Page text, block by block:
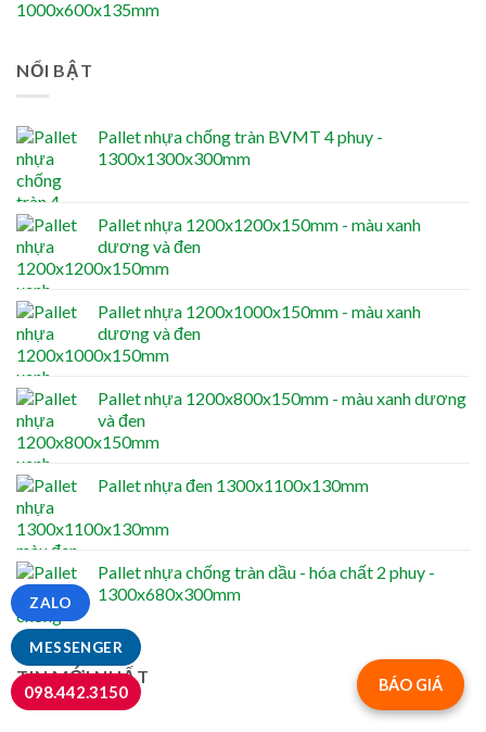
NỔI BẬT
Pallet nhựa chống tràn BVMT 4 phuy -
1300x1300x300mm
Pallet nhựa 1200x1200x150mm - màu xanh
dương và đen
Pallet nhựa 1200x1000x150mm - màu xanh
dương và đen
Pallet nhựa 1200x800x150mm - màu xanh dương
và đen
Pallet nhựa đen 1300x1100x130mm
Pallet nhựa chống tràn dầu - hóa chất 2 phuy -
1300x680x300mm
TIN MỚI NHẤT BÁO GIÁ
MESSENGER
ZALO
098.442.3150